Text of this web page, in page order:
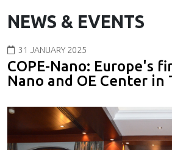
NEWS & EVENTS
31 JANUARY 2025
COPE-Nano: Europe's
Nano and OE Center in